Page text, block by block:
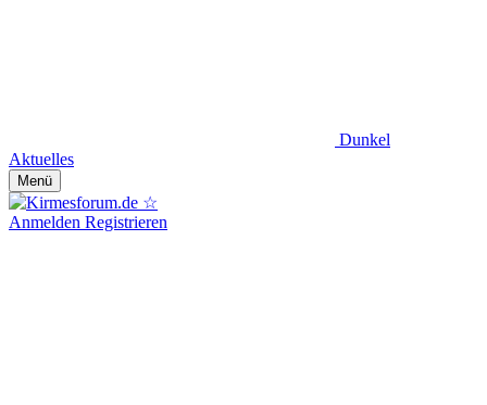
Dunkel
Aktuelles
Menü
Anmelden Registrieren